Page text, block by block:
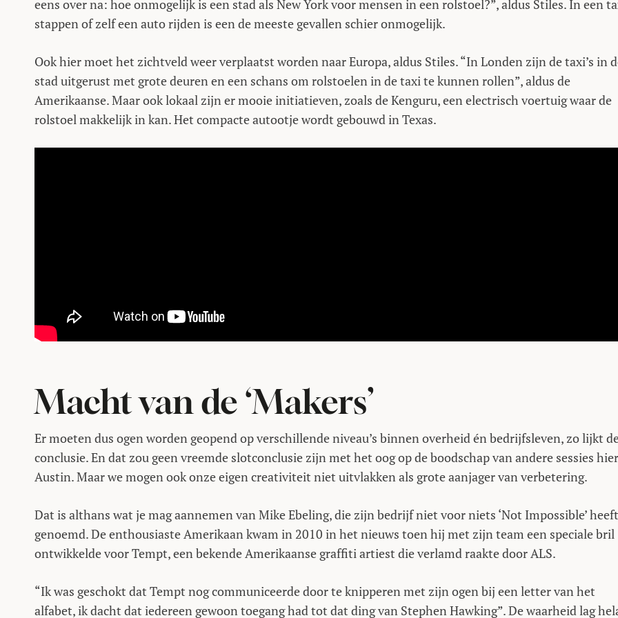
eens over na: hoe onmogelijk is een stad als New York voor mensen in een rolstoel?”, aldus Stiles. In een
stappen of zelf een auto rijden is een de meeste gevallen schier onmogelijk.
Ook hier moet het zichtveld weer verplaatst worden naar Europa, aldus Stiles. “In Londen zijn de taxi’s in
stad uitgerust met grote deuren en een schans om rolstoelen in de taxi te kunnen rollen”, aldus de
Amerikaanse. Maar ook lokaal zijn er mooie initiatieven, zoals de Kenguru, een electrisch voertuig waar de
rolstoel makkelijk in kan. Het compacte autootje wordt gebouwd in Texas.
Macht van de ‘Makers’
Er moeten dus ogen worden geopend op verschillende niveau’s binnen overheid én bedrijfsleven, zo lijkt
conclusie. En dat zou geen vreemde slotconclusie zijn met het oog op de boodschap van andere sessies
Austin. Maar we mogen ook onze eigen creativiteit niet uitvlakken als grote aanjager van verbetering.
Dat is althans wat je mag aannemen van Mike Ebeling, die zijn bedrijf niet voor niets ‘Not Impossible’ heeft
genoemd. De enthousiaste Amerikaan kwam in 2010 in het nieuws toen hij met zijn team een speciale bril
ontwikkelde voor Tempt, een bekende Amerikaanse graffiti artiest die verlamd raakte door ALS.
“Ik was geschokt dat Tempt nog communiceerde door te knipperen met zijn ogen bij een letter van het
alfabet, ik dacht dat iedereen gewoon toegang had tot dat ding van Stephen Hawking”. De waarheid lag